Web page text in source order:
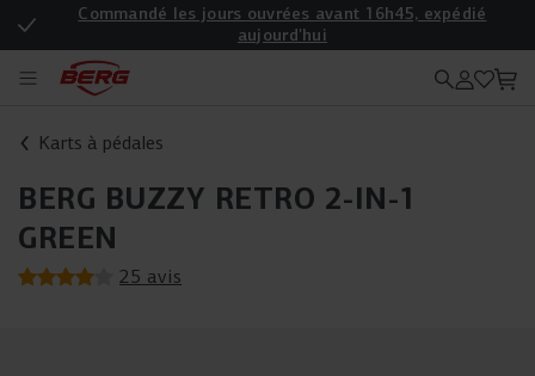
Commandé les jours ouvrées avant 16h45, expédié
aujourd'hui
Karts à pédales
BERG BUZZY RETRO 2-IN-1
GREEN
25 avis